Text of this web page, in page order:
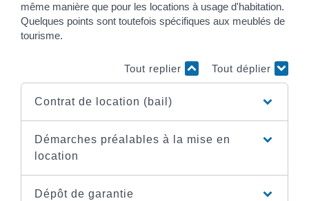
même manière que pour les locations à usage d'habitation.
Quelques points sont toutefois spécifiques aux meublés de
tourisme.
Tout replier Tout déplier
Contrat de location (bail)
Démarches préalables à la mise en
location
Dépôt de garantie